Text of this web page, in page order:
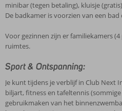
minibar (tegen betaling), kluisje
De badkamer is voorzien van een
Voor gezinnen zijn er familiekamers
ruimtes.
Sport & Ontspanning:
Je kunt tijdens je verblijf in Club Next
biljart, fitness en tafeltennis
gebruikmaken van het